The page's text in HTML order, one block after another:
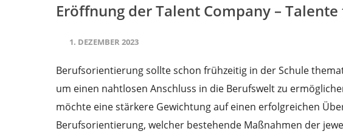
Eröffnung der Talent Company –
1. DEZEMBER 2023
Berufsorientierung sollte schon frühzeitig in der Schule
um einen nahtlosen Anschluss in die Berufswelt zu
möchte eine stärkere Gewichtung auf einen erfolgreichen
Berufsorientierung, welcher bestehende Maßnahmen der